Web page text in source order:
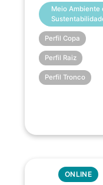
Meio Ambiente
Perfil Copa
Perfil Raiz
Perfil Tronco
ONLINE